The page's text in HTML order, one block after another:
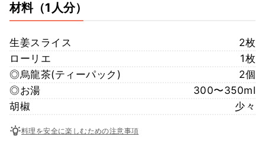
材料（1人分）
生姜スライス
2枚
ローリエ
1枚
◎烏龍茶(ティーパック)
2個
◎お湯
300〜350ml
胡椒
少々
料理を安全に楽しむための注意事項